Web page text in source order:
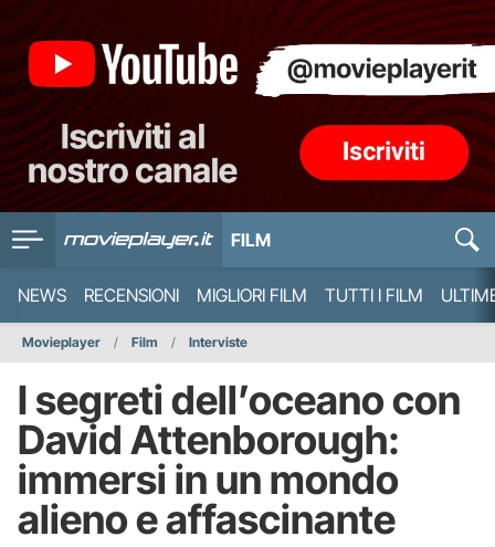
FILM
NEWS RECENSIONI MIGLIORI FILM TUTTI I FILM
Movieplayer Film Interviste
I segreti dell’oceano con
David Attenborough:
immersi in un mondo
alieno e affascinante